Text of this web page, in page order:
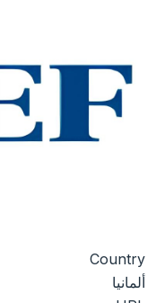
Country
ألمانيا